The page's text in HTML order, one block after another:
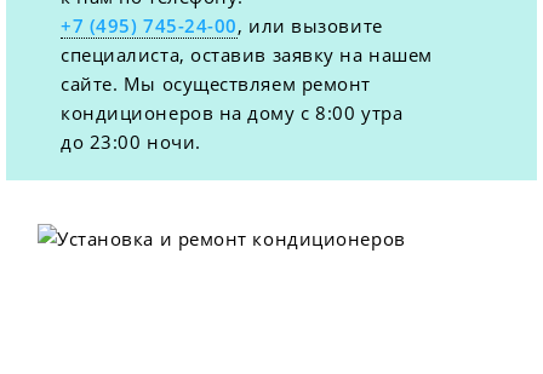
+7 (495) 745-24-00, или вызовите
специалиста, оставив заявку на нашем
сайте. Мы осуществляем ремонт
кондиционеров на дому с 8:00 утра
до 23:00 ночи.